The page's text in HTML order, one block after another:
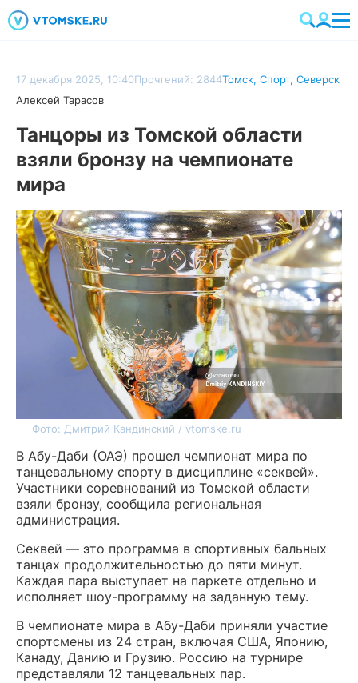
17 декабря 2025, 10:40Прочтений: 2844Томск, Спорт, Северск
Алексей Тарасов
Танцоры из Томской области
взяли бронзу на чемпионате
мира
Фото: Дмитрий Кандинский / vtomske.ru
В Абу-Даби (ОАЭ) прошел чемпионат мира по
танцевальному спорту в дисциплине «секвей».
Участники соревнований из Томской области
взяли бронзу, сообщила региональная
администрация.
Cеквей — это программа в спортивных бальных
танцах продолжительностью до пяти минут.
Каждая пара выступает на паркете отдельно и
исполняет шоу-программу на заданную тему.
В чемпионате мира в Абу-Даби приняли участие
спортсмены из 24 стран, включая США, Японию,
Канаду, Данию и Грузию. Россию на турнире
представляли 12 танцевальных пар.